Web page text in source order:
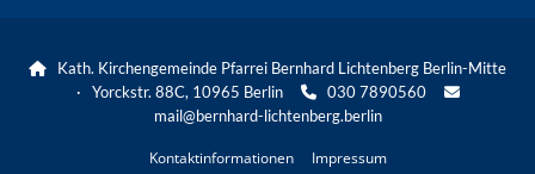

Kath. Kirchengemeinde Pfarrei Bernhard Lichtenberg Berlin-Mitte
· Yorckstr. 88C, 10965 Berlin
030 7890560 
mail@bernhard-lichtenberg.berlin
Kontaktinformationen Impressum